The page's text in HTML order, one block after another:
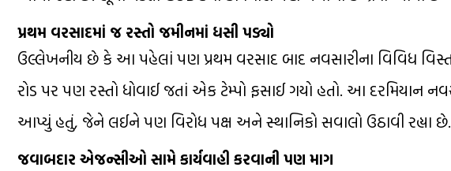
પ્રથમ વરસાદમાં જ રસ્તો જમીનમાં ધસી પડ્યો
ઉલ્લેખનીય છે કે આ પહેલાં પણ પ્રથમ વરસાદ બાદ નવસારીના વિવિધ
રોડ પર પણ રસ્તો ધોવાઈ જતાં એક ટેમ્પો ફસાઈ ગયો હતો. આ દરમિયાન
આપ્યું હતું, જેને લઈને પણ વિરોધ પક્ષ અને સ્થાનિકો સવાલો ઉઠાવી રહ્યા છે.
જવાબદાર એજન્સીઓ સામે કાર્યવાહી કરવાની પણ માગ